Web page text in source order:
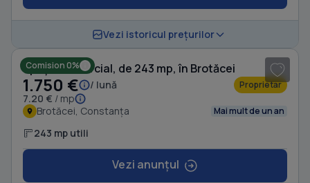
Vezi istoricul prețurilor
Comision 0%
Spațiu comercial, de 243 mp, în Brotăcei
1.750 €
/ lună
7.20 € / mp
Proprietar
Brotăcei, Constanța Mai mult de un an
243 mp utili
Vezi anunțul